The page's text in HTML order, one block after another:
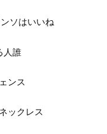
ソはいいね
人誰
ンス
ックレス